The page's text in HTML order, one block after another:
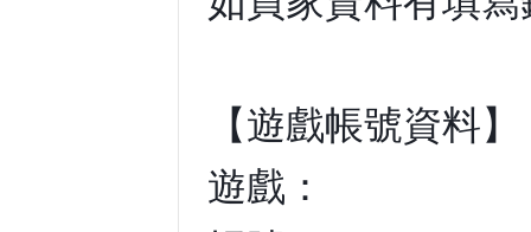
【遊戲帳號資料】
遊戲：